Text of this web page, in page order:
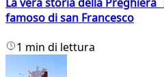
famoso di san Francesco
1 min di lettura